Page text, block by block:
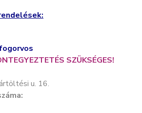
SZÜKSÉGES!
u. 16.